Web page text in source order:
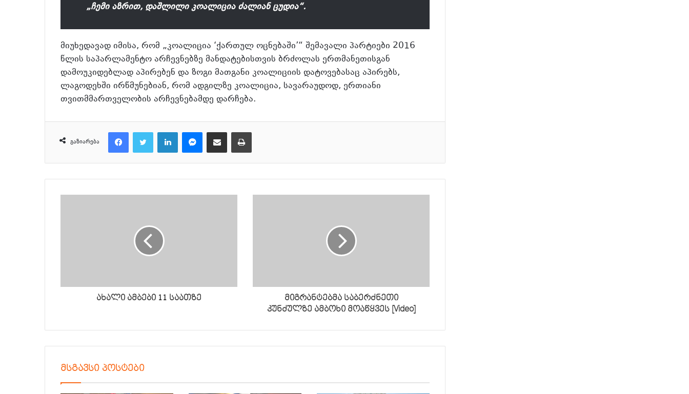
„ჩემი აზრით, დაშლილი კოალიცია ძალიან ცუდია“.
მიუხედავად იმისა, რომ „კოალიცია ‘ქართულ ოცნებაში’“ შემავალი პარტიები 2016
წლის საპარლამენტო არჩევნებზე მანდატებისთვის ბრძოლას ერთმანეთისგან
დამოუკიდებლად აპირებენ და ზოგი მათგანი კოალიციის დატოვებასაც აპირებს,
ლაგოდეხში ირწმუნებიან, რომ ადგილზე კოალიცია, სავარაუდოდ, ერთიანი
თვითმმართველობის არჩევნებამდე დარჩება.
გაზიარება
ახალი ამბები 11 საათზე
მიგრანტებმა საბერძნეთი
კუნძულზე ამბოხი მოაწყვეს [Video]
მსგავსი პოსტები